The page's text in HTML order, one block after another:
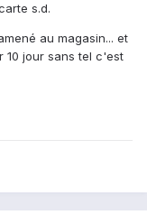
s.d.
au magasin... et
jour sans tel c'est